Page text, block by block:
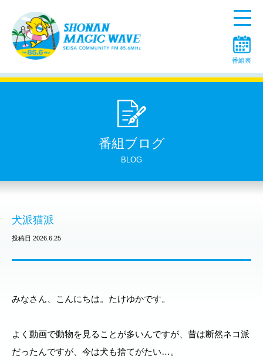
Menu
番組表
番組ブログ
BLOG
犬派猫派
投稿日 2026.6.25
みなさん、こんにちは。たけゆかです。
よく動画で動物を見ることが多いんですが、昔は断然ネコ派
だったんですが、今は犬も捨てがたい…。